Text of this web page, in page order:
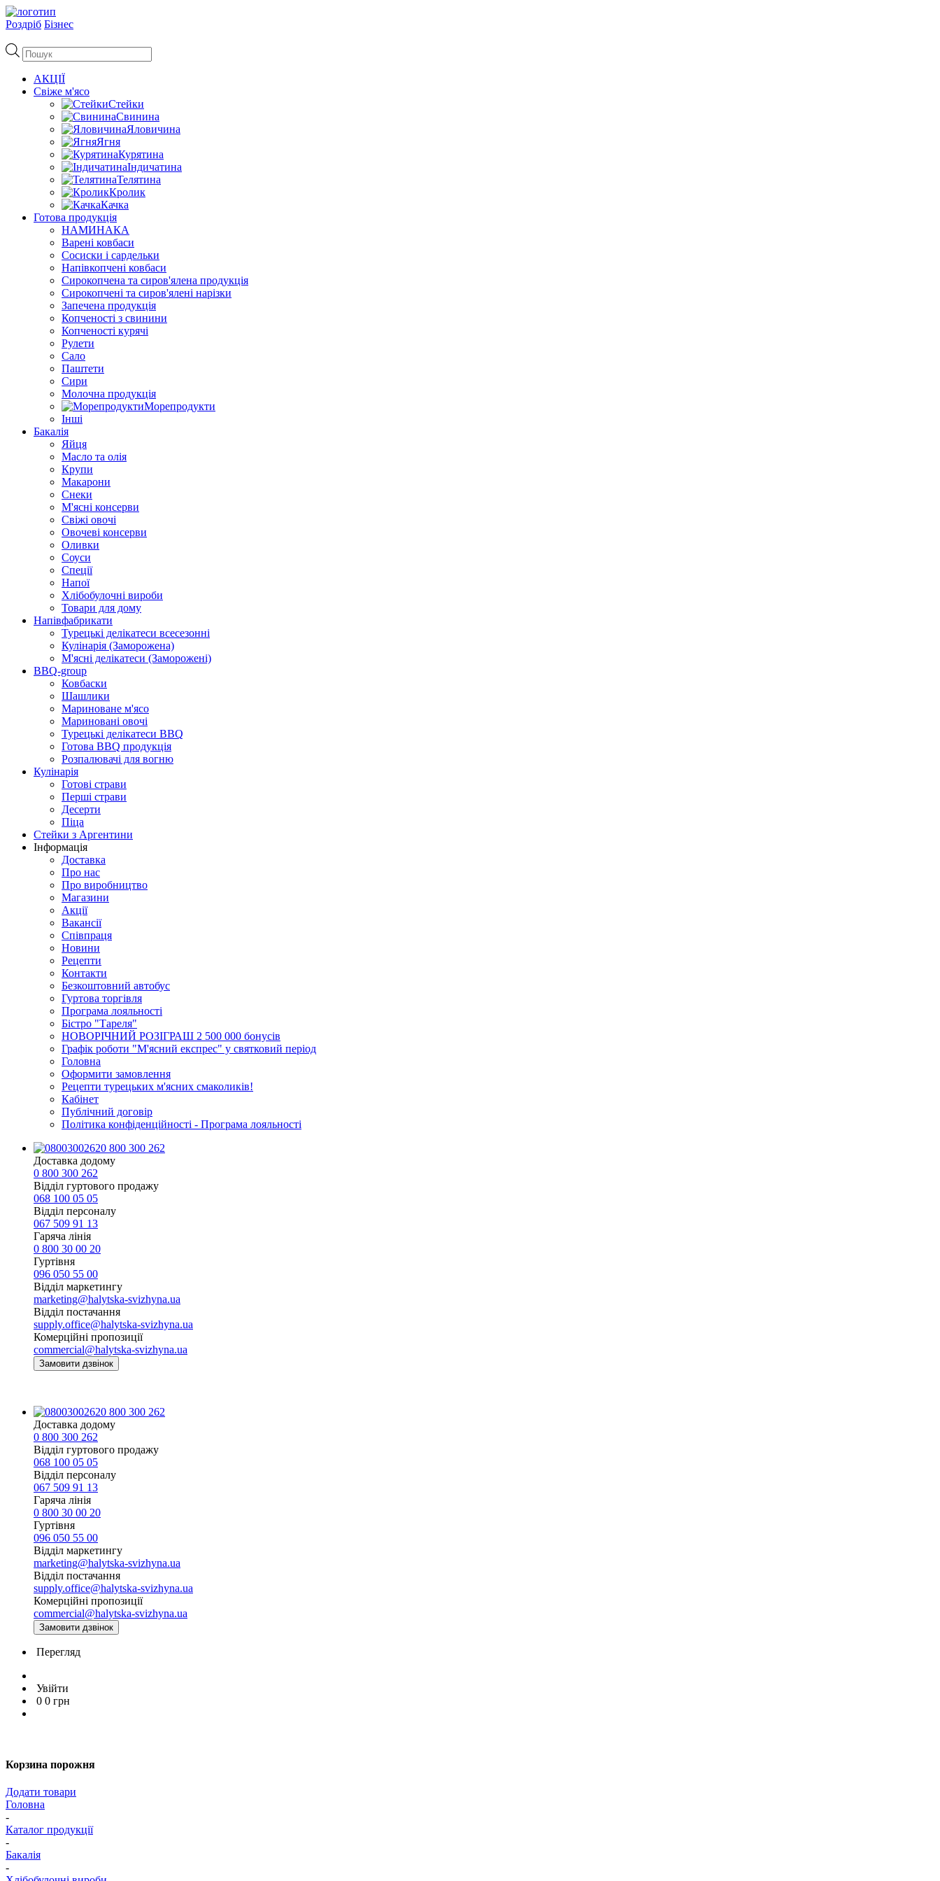
Роздріб Бізнес
Пошук
товарів
АКЦІЇ
Свіже м'ясо
Стейки
Свинина
Яловичина
Ягня
Курятина
Індичатина
Телятина
Кролик
Качка
Готова продукція
НАМИНАКА
Варені ковбаси
Сосиски і сардельки
Напівкопчені ковбаси
Сирокопчена та сиров'ялена продукція
Сирокопчені та сиров'ялені нарізки
Запечена продукція
Копченості з свинини
Копченості курячі
Рулети
Сало
Паштети
Сири
Молочна продукція
Морепродукти
Інші
Бакалія
Яйця
Масло та олія
Крупи
Макарони
Снеки
М'ясні консерви
Свіжі овочі
Овочеві консерви
Оливки
Соуси
Спеції
Напої
Хлібобулочні вироби
Товари для дому
Напівфабрикати
Турецькі делікатеси всесезонні
Кулінарія (Заморожена)
М'ясні делікатеси (Заморожені)
BBQ-group
Ковбаски
Шашлики
Мариноване м'ясо
Мариновані овочі
Турецькі делікатеси BBQ
Готова BBQ продукція
Розпалювачі для вогню
Кулінарія
Готові страви
Перші страви
Десерти
Піца
Стейки з Аргентини
Інформація
Доставка
Про нас
Про виробництво
Магазини
Акції
Вакансії
Співпраця
Новини
Рецепти
Контакти
Безкоштовний автобус
Гуртова торгівля
Програма лояльності
Бістро "Тареля"
НОВОРІЧНИЙ РОЗІГРАШ 2 500 000 бонусів
Графік роботи "М'ясний експрес" у святковий період
Головна
Оформити замовлення
Рецепти турецьких м'ясних смаколиків!
Кабінет
Публічний договір
Політика конфіденційності - Програма лояльності
0 800 300 262
Доставка додому
0 800 300 262
Відділ гуртового продажу
068 100 05 05​
Відділ персоналу
067 509 91 13
Гаряча лінія
0 800 30 00 20
Гуртівня
096 050 55 00
Відділ маркетингу
marketing@halytska-svizhyna.ua
Відділ постачання
supply.office@halytska-svizhyna.ua
Комерційні пропозиції
commercial@halytska-svizhyna.ua
Замовити дзвінок
0 800 300 262
Доставка додому
0 800 300 262
Відділ гуртового продажу
068 100 05 05​
Відділ персоналу
067 509 91 13
Гаряча лінія
0 800 30 00 20
Гуртівня
096 050 55 00
Відділ маркетингу
marketing@halytska-svizhyna.ua
Відділ постачання
supply.office@halytska-svizhyna.ua
Комерційні пропозиції
commercial@halytska-svizhyna.ua
Замовити дзвінок
Перегляд
Увійти
0 0 грн
Корзина порожня
Додати товари
Головна
-
Каталог продукції
-
Бакалія
-